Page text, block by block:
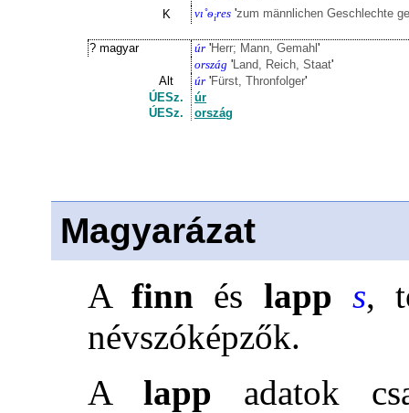
K
vı˚ѳires 'zum männlichen Geschlechte
? magyar úr 'Herr; Mann, Gemahl '
ország 'Land, Reich, Staat'
Alt
úr 'Fürst, Thronfolger'
ÚESz.
úr
ÚESz.
ország
Magyarázat
Afinn és lapp s,
névszóképzők.
A lapp adatok